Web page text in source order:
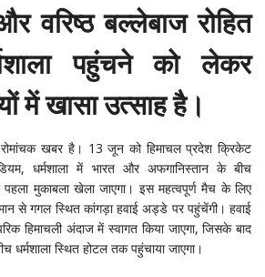
वरिष्ठ बल्लेबाज रोहित
पहुंचने को लेकर
में खासा उत्साह है।
खबर है। 13 जून को हिमाचल प्रदेश क्रिकेट
धर्मशाला में भारत और अफगानिस्तान के बीच
पहला मुकाबला खेला जाएगा। इस महत्वपूर्ण मैच के लिए
से गगल स्थित कांगड़ा हवाई अड्डे पर पहुंचेंगी। हवाई
हिमाचली अंदाज में स्वागत किया जाएगा, जिसके बाद
धर्मशाला स्थित होटल तक पहुंचाया जाएगा।